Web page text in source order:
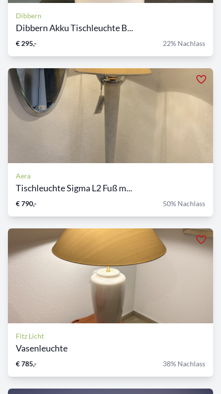
Dibbern
Dibbern Akku Tischleuchte B...
€ 295,- 22% Nachlass
Aera
Tischleuchte Sigma L2 Fuß m...
€ 790,- 50% Nachlass
Fitz Licht
Vasenleuchte
€ 785,- 38% Nachlass